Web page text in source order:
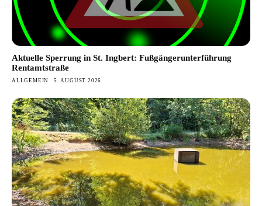
Aktuelle Sperrung in St. Ingbert: Fußgängerunterführung
Rentamtstraße
ALLGEMEIN 5. AUGUST 2026